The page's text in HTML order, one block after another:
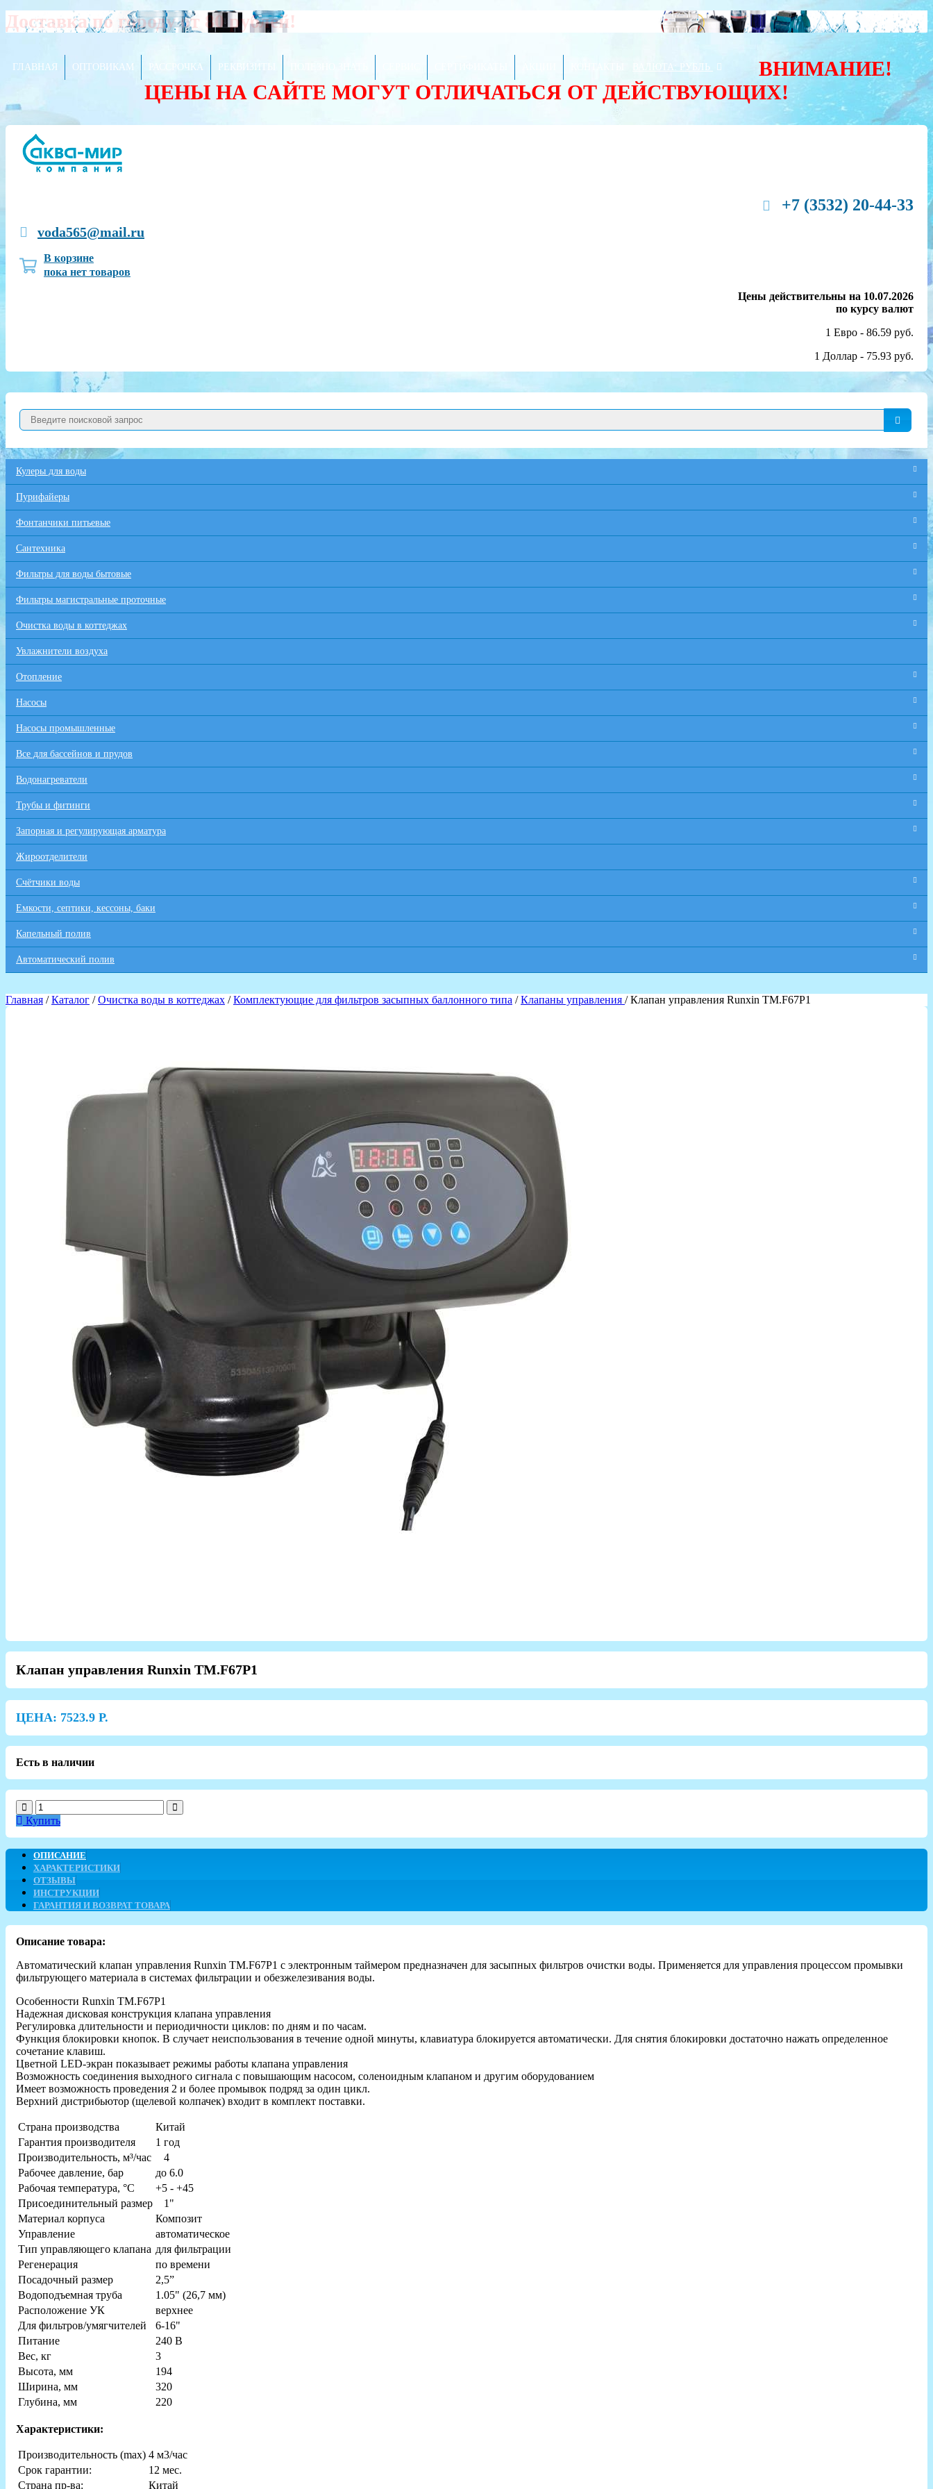
Доставка по городу от 80 рублей!
ГЛАВНАЯ ОПТОВИКАМ РАССРОЧКА РЕКВИЗИТЫ ВАЛЮТА: РУБЛЬ
ВНИМАНИЕ!
ЦЕНЫ НА САЙТЕ МОГУТ ОТЛИЧАТЬСЯ ОТ ДЕЙСТВУЮЩИХ!
+7 (3532) 20-44-33
voda565@mail.ru
В корзине
пока нет товаров
Цены действительны на 10.07.2026
по курсу валют
1 Евро - 86.59 руб.
1 Доллар - 75.93 руб.
Кулеры для воды
Пурифайеры
Фонтанчики питьевые
Сантехника
Фильтры для воды бытовые
Фильтры магистральные проточные
Очистка воды в коттеджах
Увлажнители воздуха
Отопление
Насосы
Насосы промышленные
Все для бaссейнов и прудов
Водонагреватели
Трубы и фитинги
Запорная и регулирующая арматура
Жироотделители
Счётчики воды
Емкости, септики, кессоны, баки
Капельный полив
Автоматический полив
Главная /Каталог /Очистка воды в коттеджах /Комплектующие для фильтров засыпных баллонного типа /Клапаны управления / Клапан управления Runxin TM.F67P1
Клапан управления Runxin TM.F67P1
ЦЕНА: 7523.9 Р.
Есть в наличии
Купить
ОПИСАНИЕ
ХАРАКТЕРИСТИКИ
ОТЗЫВЫ
ИНСТРУКЦИИ
ГАРАНТИЯ И ВОЗВРАТ ТОВАРА
Описание товара:
Автоматический клапан управления Runxin TM.F67P1 с электронным таймером предназначен для засыпных фильтров очистки воды. Применяется для управления процессом промывки
фильтрующего материала в системах фильтрации и обезжелезивания воды.
Особенности Runxin ТМ.F67P1
Надежная дисковая конструкция клапана управления
Регулировка длительности и периодичности циклов: по дням и по часам.
Функция блокировки кнопок. В случает неиспользования в течение одной минуты, клавиатура блокируется автоматически. Для снятия блокировки достаточно нажать определенное
сочетание клавиш.
Цветной LED-экран показывает режимы работы клапана управления
Возможность соединения выходного сигнала с повышающим насосом, соленоидным клапаном и другим оборудованием
Имеет возможность проведения 2 и более промывок подряд за один цикл.
Верхний дистрибьютор (щелевой колпачек) входит в комплект поставки.
Страна производства
Китай
Гарантия производителя
1 год
Производительность, м³/час
4
Рабочее давление, бар
до 6.0
Рабочая температура, °С
+5 - +45
Присоединительный размер
1"
Материал корпуса
Композит
Управление
автоматическое
Тип управляющего клапана для фильтрации
Регенерация
по времени
Посадочный размер
2,5”
Водоподъемная труба
1.05" (26,7 мм)
Расположение УК
верхнее
Для фильтров/умягчителей
6-16"
Питание
240 В
Вес, кг
3
Высота, мм
194
Ширина, мм
320
Глубина, мм
220
Характеристики:
Производительность (max) 4 м3/час
Срок гарантии:
12 мес.
Страна пр-ва:
Китай